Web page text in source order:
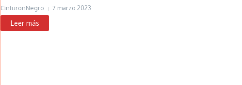
CinturonNegro 7 marzo 2023